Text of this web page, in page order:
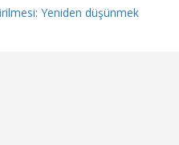
Yeniden düşünmek